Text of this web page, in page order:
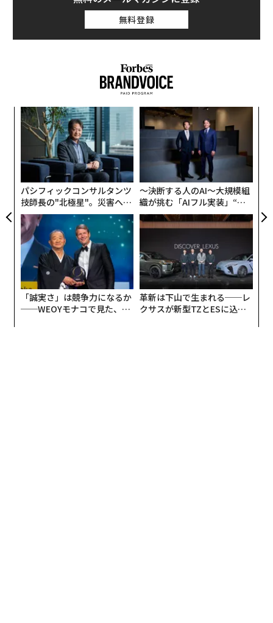
確定しておらず、来週にずれ込む可能性もあると報じて
クスの製薬3社に対し、米国で現在主流となっているXB
B系統に対応した新たな1価ワクチンを開発するよう勧告
無料登録
パシフィックコンサルタンツ
技師長の"北極星"。災害への
無力感を乗り越え見つけた、
防災一筋20年の答え
〜決断する人のAI〜大規模組
織が挑む「AIフル実装」“使
う”企業から“動く”企業へ【N
TTドコモビジネス×PwC】
「誠実さ」は競争力になるか
──WEOYモナコで見た、く
革新は下山で生まれる──レ
クサスが新型TZとESに込め